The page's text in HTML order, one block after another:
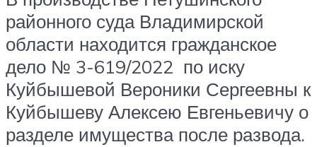
районного суда Владимирской
области находится гражданское
дело № 3-619/2022 по иску
Куйбышевой Вероники Сергеевны к
Куйбышеву Алексею Евгеньевичу о
разделе имущества после развода.